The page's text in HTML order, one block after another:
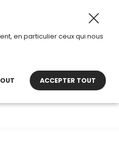
Horaires d’ouverture :
en particulier ceux qui nous
ACCEPTER TOUT